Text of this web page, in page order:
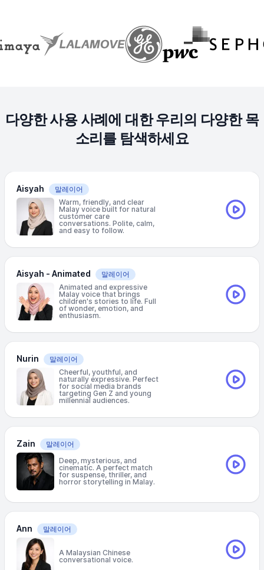
다양한 사용 사례에 대한 우리의 다양한 목
소리를 탐색하세요
Aisyah
말레이어
Warm, friendly, and clear
Malay voice built for natural
customer care
conversations. Polite, calm,
and easy to follow.
Aisyah - Animated
말레이어
Animated and expressive
Malay voice that brings
children's stories to life. Full
of wonder, emotion, and
enthusiasm.
Nurin
말레이어
Cheerful, youthful, and
naturally expressive. Perfect
for social media brands
targeting Gen Z and young
millennial audiences.
Zain
말레이어
Deep, mysterious, and
cinematic. A perfect match
for suspense, thriller, and
horror storytelling in Malay.
Ann 말레이어
A Malaysian Chinese
conversational voice.